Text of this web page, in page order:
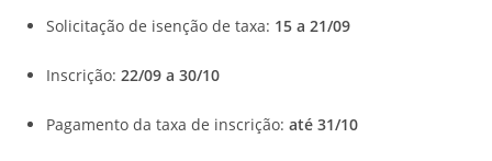
Solicitação de isenção de taxa: 15 a 21/09
Inscrição:22/09 a 30/10
Pagamento da taxa de inscrição:até 31/10